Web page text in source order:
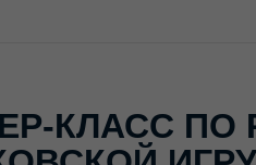
КЛАСС ПО